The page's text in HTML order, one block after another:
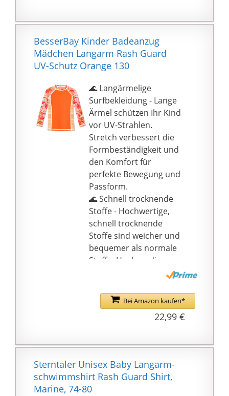
Pflege:
Maschinenwaschbar
bei 30°C, Schnell
trocknend - Waschen
vor dem ersten Tragen
empfohlen
Lieferumfang: 1
Sterntaler
Schwimmshirt, Farbe:
Magenta, Material:
82{757b482437fbf9370d
c63f1a694fbfd6df7ecdfa
e2e120d2bea6a88392fc
e7ff} Polyamid,
18{757b482437fbf9370d
c63f1a694fbfd6df7ecdfa
e2e120d2bea6a88392fc
e7ff} Elasthan, Größe:
74/80
BesserBay Kinder Badeanzug
Mädchen Langarm Rash Guard
UV-Schutz Orange 130
🌊 Langärmelige
Surfbekleidung - Lange
Ärmel schützen Ihr Kind
vor UV-Strahlen.
Stretch verbessert die
Formbeständigkeit und
den Komfort für
perfekte Bewegung und
Passform.
🌊 Schnell trocknende
Stoffe - Hochwertige,
schnell trocknende
Stoffe sind weicher und
bequemer als normale
Stoffe. Hochgradig
mit geringer
Wasseraufnahme und
🌊 Sonnenschutz - Der
langärmelige
Badeanzug für
Mädchen mit UPF 50+-
Bei Amazon kaufen*
22,99 €
Sterntaler Unisex Baby Langarm-
schwimmshirt Rash Guard Shirt,
Marine, 74-80